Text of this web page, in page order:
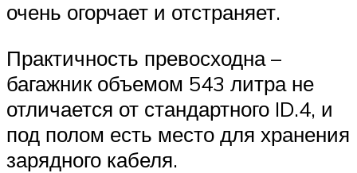
очень огорчает и отстраняет.
Практичность превосходна –
багажник объемом 543 литра не
отличается от стандартного ID.4, и
под полом есть место для хранения
зарядного кабеля.